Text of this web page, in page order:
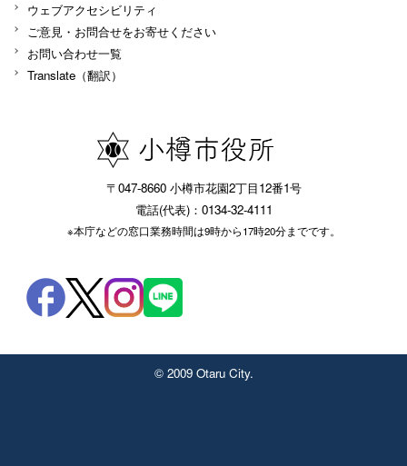
ウェブアクセシビリティ
ご意見・お問合せをお寄せください
お問い合わせ一覧
Translate（翻訳）
〒047-8660 小樽市花園2丁目12番1号
電話(代表)：0134-32-4111
※本庁などの窓口業務時間は9時から17時20分までです。
© 2009 Otaru City.